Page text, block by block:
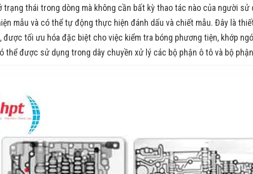
trạng thái trong dòng mà không cần bất kỳ thao tác nào của người
mẫu và có thể tự động thực hiện đánh dấu và chiết mẫu. Đây là
được tối ưu hóa đặc biệt cho việc kiểm tra bóng phương tiện, khớp
thể được sử dụng trong dây chuyền xử lý các bộ phận ô tô và bộ